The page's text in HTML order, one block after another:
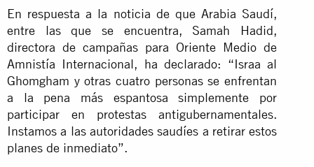
En respuesta a la noticia de que Arabia Saudí,
entre las que se encuentra, Samah Hadid,
directora de campañas para Oriente Medio de
Amnistía Internacional, ha declarado: “Israa al
Ghomgham y otras cuatro personas se enfrentan
a la pena más espantosa simplemente por
participar en protestas antigubernamentales.
Instamos a las autoridades saudíes a retirar estos
planes de inmediato”.